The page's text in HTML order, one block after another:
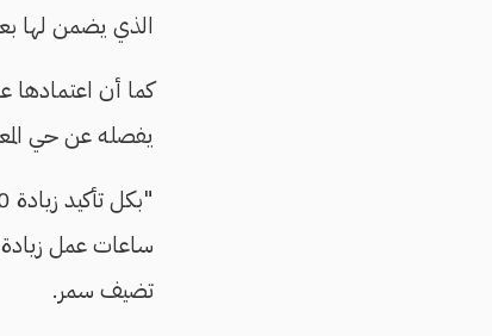
الذي يضمن لها
كما أن اعتمادها
يفصله عن حي
ساعات عمل زيادة
تضيف سمر.